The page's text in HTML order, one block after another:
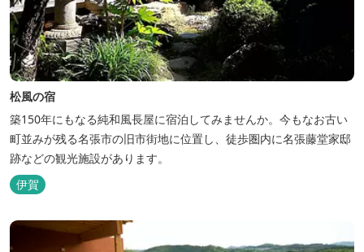
松風の宿
築150年にもなる純和風長屋に宿泊してみませんか。今もなお古い
町並みが残る名張市の旧市街地に位置し、徒歩圏内に名張藤堂家邸
跡などの観光施設があります。
伊賀